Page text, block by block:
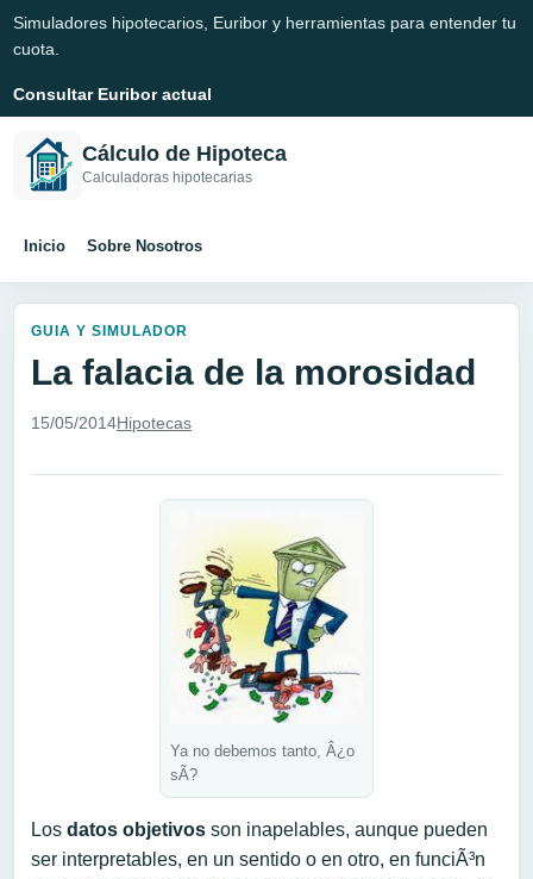
Simuladores hipotecarios, Euribor y herramientas para entender tu
cuota.
Consultar Euribor actual
Cálculo de Hipoteca
Calculadoras hipotecarias
Inicio Sobre Nosotros
GUIA Y SIMULADOR
La falacia de la morosidad
15/05/2014Hipotecas
Ya no debemos tanto, Â¿o
sÃ­?
Los datos objetivos son inapelables, aunque pueden
ser interpretables, en un sentido o en otro, en funciÃ³n